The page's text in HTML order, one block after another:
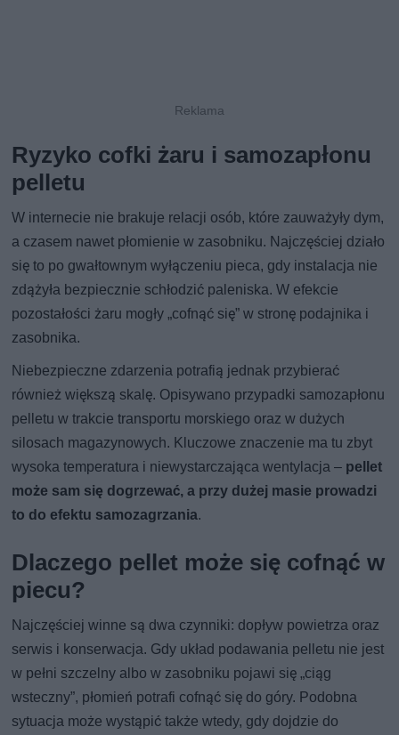
Ryzyko cofki żaru i samozapłonu
pelletu
W internecie nie brakuje relacji osób, które zauważyły dym,
a czasem nawet płomienie w zasobniku. Najczęściej działo
się to po gwałtownym wyłączeniu pieca, gdy instalacja nie
zdążyła bezpiecznie schłodzić paleniska. W efekcie
pozostałości żaru mogły „cofnąć się” w stronę podajnika i
zasobnika.
Niebezpieczne zdarzenia potrafią jednak przybierać
również większą skalę. Opisywano przypadki samozapłonu
pelletu w trakcie transportu morskiego oraz w dużych
silosach magazynowych. Kluczowe znaczenie ma tu zbyt
wysoka temperatura i niewystarczająca wentylacja – pellet
może sam się dogrzewać, a przy dużej masie prowadzi
to do efektu samozagrzania.
Dlaczego pellet może się cofnąć w
piecu?
Najczęściej winne są dwa czynniki: dopływ powietrza oraz
serwis i konserwacja. Gdy układ podawania pelletu nie jest
w pełni szczelny albo w zasobniku pojawi się „ciąg
wsteczny”, płomień potrafi cofnąć się do góry. Podobna
sytuacja może wystąpić także wtedy, gdy dojdzie do